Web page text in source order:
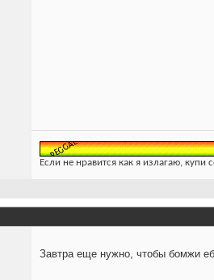
Если не нравится как я излагаю, купи
Завтра еще нужно, чтобы бомжи